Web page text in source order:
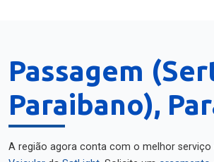
Passagem
Paraibano),
A região agora conta com o melhor serviço